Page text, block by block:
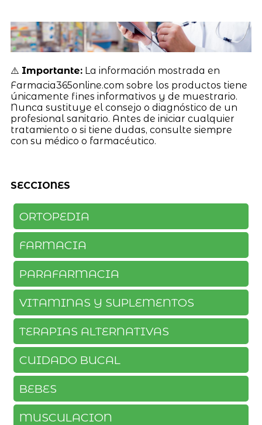
⚠️ Importante:La información mostrada en
Farmacia365online.com sobre los productos tiene
únicamente fines informativos y de muestrario.
Nunca sustituye el consejo o diagnóstico de un
profesional sanitario. Antes de iniciar cualquier
tratamiento o si tiene dudas, consulte siempre
con su médico o farmacéutico.
SECCIONES
ORTOPEDIA
FARMACIA
PARAFARMACIA
VITAMINAS Y SUPLEMENTOS
TERAPIAS ALTERNATIVAS
CUIDADO BUCAL
BEBES
MUSCULACION